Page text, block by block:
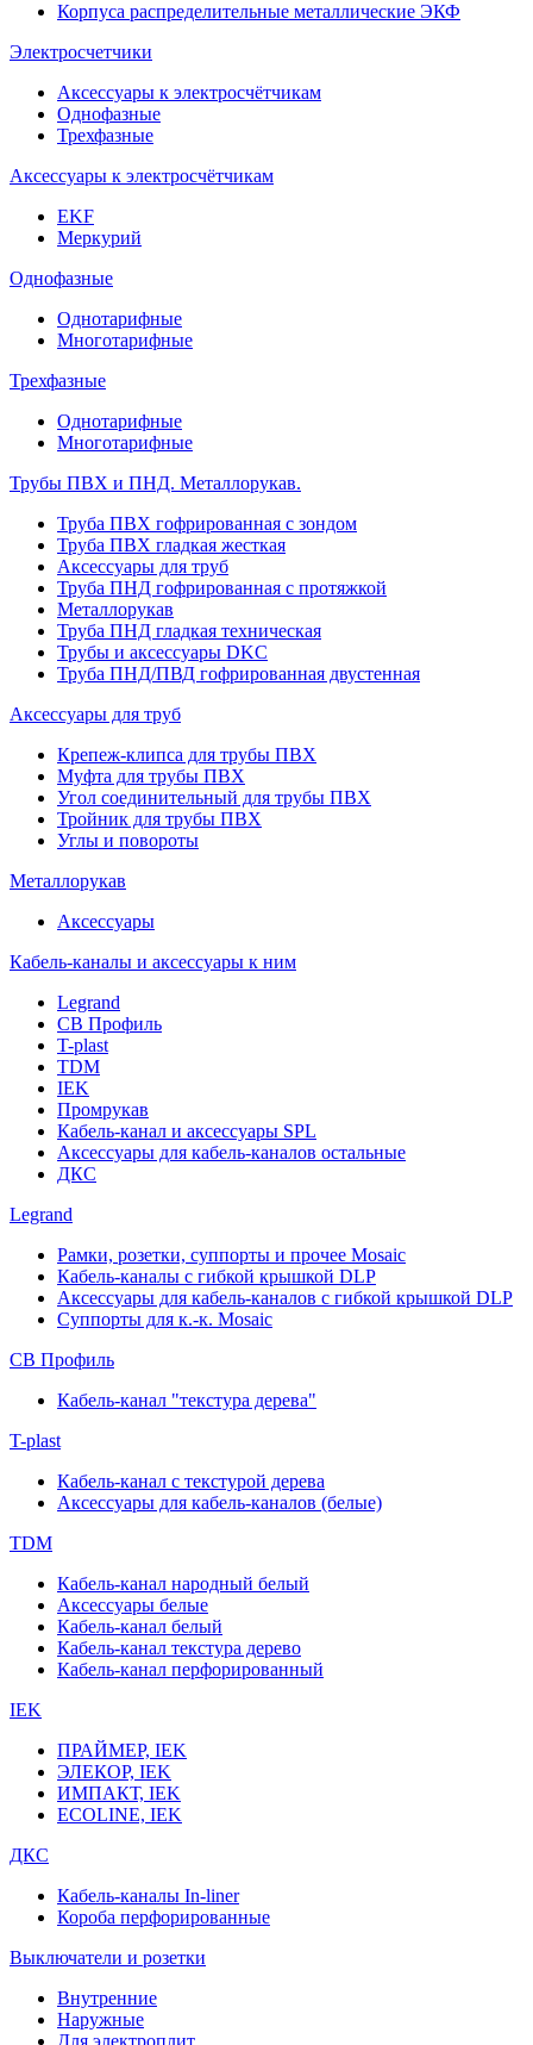
Корпуса распределительные металлические ЭКФ
Электросчетчики
Аксессуары к электросчётчикам
Однофазные
Трехфазные
Аксессуары к электросчётчикам
EKF
Меркурий
Однофазные
Однотарифные
Многотарифные
Трехфазные
Однотарифные
Многотарифные
Трубы ПВХ и ПНД. Металлорукав.
Труба ПВХ гофрированная с зондом
Труба ПВХ гладкая жесткая
Аксессуары для труб
Труба ПНД гофрированная с протяжкой
Металлорукав
Труба ПНД гладкая техническая
Трубы и аксессуары DKC
Труба ПНД/ПВД гофрированная двустенная
Аксессуары для труб
Крепеж-клипса для трубы ПВХ
Муфта для трубы ПВХ
Угол соединительный для трубы ПВХ
Тройник для трубы ПВХ
Углы и повороты
Металлорукав
Аксессуары
Кабель-каналы и аксессуары к ним
Legrand
СВ Профиль
T-plast
TDM
IEK
Промрукав
Кабель-канал и аксессуары SPL
Аксессуары для кабель-каналов остальные
ДКС
Legrand
Рамки, розетки, суппорты и прочее Mosaic
Кабель-каналы с гибкой крышкой DLP
Аксессуары для кабель-каналов с гибкой крышкой DLP
Суппорты для к.-к. Mosaic
СВ Профиль
Кабель-канал "текстура дерева"
T-plast
Кабель-канал с текстурой дерева
Аксессуары для кабель-каналов (белые)
TDM
Кабель-канал народный белый
Аксессуары белые
Кабель-канал белый
Кабель-канал текстура дерево
Кабель-канал перфорированный
IEK
ПРАЙМЕР, IEK
ЭЛЕКОР, IEK
ИМПАКТ, IEK
ECOLINE, IEK
ДКС
Кабель-каналы In-liner
Короба перфорированные
Выключатели и розетки
Внутренние
Наружные
Для электроплит